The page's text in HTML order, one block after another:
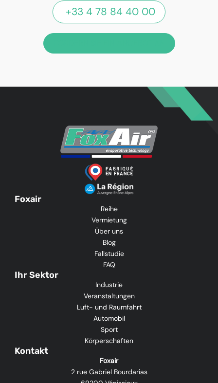
+33 4 78 84 40 00
Foxair
Reihe
Vermietung
Über uns
Blog
Fallstudie
FAQ
Ihr Sektor
Industrie
Veranstaltungen
Luft- und Raumfahrt
Automobil
Sport
Körperschaften
Kontakt
Foxair
2 rue Gabriel Bourdarias